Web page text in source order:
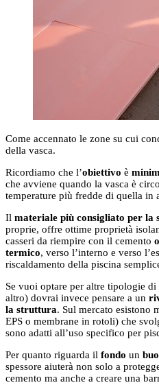
Come accennato le zone su cui
della vasca.
Ricordiamo che l’obiettivo è
che avviene quando la vasca è
temperature più fredde di quella in
Il materiale più consigliato per la
proprie, offre ottime proprietà
casseri da riempire con il cemento
termico, verso l’interno e verso
riscaldamento della piscina
Se vuoi optare per altre tipologie
altro) dovrai invece pensare a un
la struttura. Sul mercato esistono
EPS o membrane in rotoli) che
sono adatti all’uso specifico per
Per quanto riguarda il fondo un
spessore aiuterà non solo a
cemento ma anche a creare una